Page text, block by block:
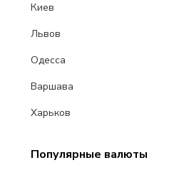
Киев
Львов
Одесса
Варшава
Харьков
Популярные валюты